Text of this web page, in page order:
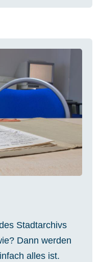
Stadtarchivs
Dann werden
alles ist.